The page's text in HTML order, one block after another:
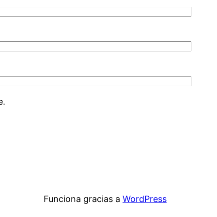
Funciona gracias a WordPress